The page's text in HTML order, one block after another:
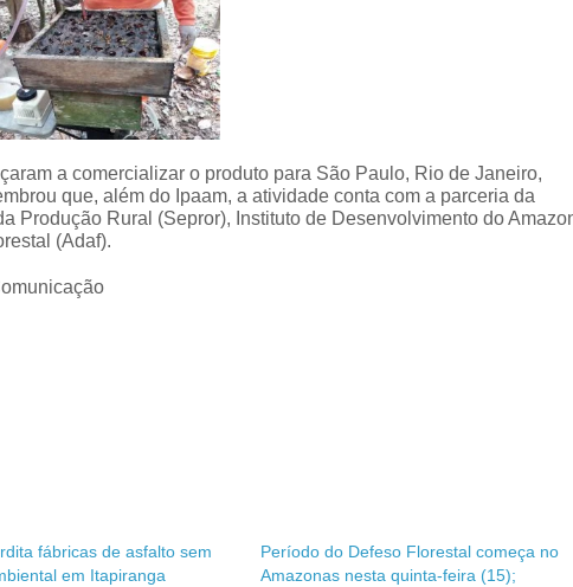
a comercializar o produto para São Paulo, Rio de Janeiro,
que, além do Ipaam, a atividade conta com a parceria da
Produção Rural (Sepror), Instituto de Desenvolvimento do
(Adaf).
fábricas de asfalto sem
em Itapiranga
Período do Defeso Florestal começa no
Amazonas nesta quinta-feira (15);